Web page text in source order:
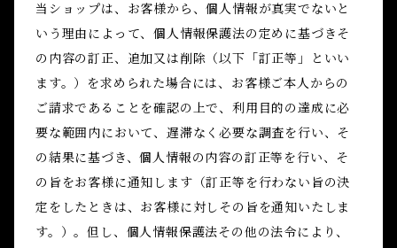
当ショップは、お客様から、個人情報が真実でないと
いう理由によって、個人情報保護法の定めに基づきそ
の内容の訂正、追加又は削除（以下「訂正等」といい
ます。）を求められた場合には、お客様ご本人からの
ご請求であることを確認の上で、利用目的の達成に必
要な範囲内において、遅滞なく必要な調査を行い、そ
の結果に基づき、個人情報の内容の訂正等を行い、そ
の旨をお客様に通知します（訂正等を行わない旨の決
定をしたときは、お客様に対しその旨を通知いたしま
す。）。但し、個人情報保護法その他の法令により、